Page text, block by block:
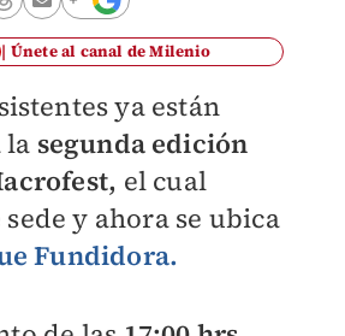
Únete al canal de Milenio
ya están
la segunda edición
el cual
y ahora se ubica
Fundidora.